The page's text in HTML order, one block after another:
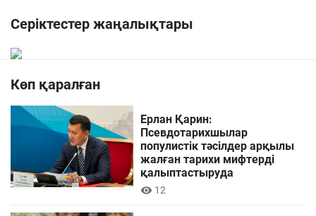
Серіктестер жаңалықтары
Көп қаралған
Ерлан Қарин:
Псевдотарихшылар
популистік тәсілдер арқылы
жалған тарихи мифтерді
қалыптастыруда
12